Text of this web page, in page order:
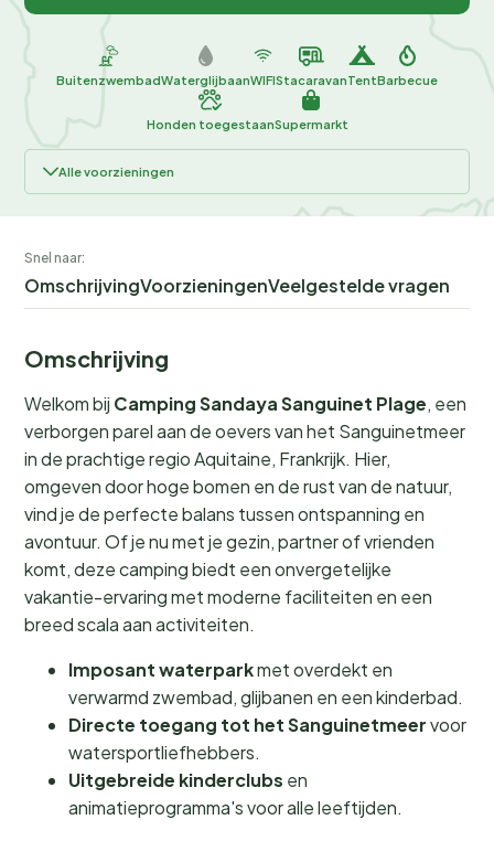
BuitenzwembadWaterglijbaanWIFIStacaravanTentBarbecue
Honden toegestaanSupermarkt
Alle voorzieningen
Snel naar:
OmschrijvingVoorzieningenVeelgestelde vragen
Omschrijving
Welkom bij Camping Sandaya Sanguinet Plage, een
verborgen parel aan de oevers van het Sanguinetmeer
in de prachtige regio Aquitaine, Frankrijk. Hier,
omgeven door hoge bomen en de rust van de natuur,
vind je de perfecte balans tussen ontspanning en
avontuur. Of je nu met je gezin, partner of vrienden
komt, deze camping biedt een onvergetelijke
vakantie-ervaring met moderne faciliteiten en een
breed scala aan activiteiten.
Imposant waterparkmet overdekt en
verwarmd zwembad, glijbanen en een kinderbad.
Directe toegang tot het Sanguinetmeervoor
watersportliefhebbers.
Uitgebreide kinderclubs en
animatieprogramma's voor alle leeftijden.